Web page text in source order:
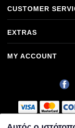
CUSTOMER
EXTRAS
MY ACCOUNT